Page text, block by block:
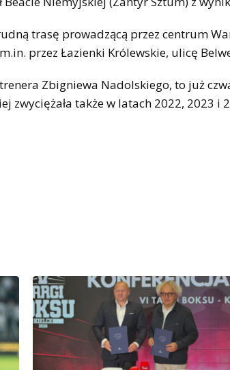
trasę prowadzącą przez centrum
przez Łazienki Królewskie, ulicę
Zbigniewa Nadolskiego, to już
zwyciężała także w latach 2022, 2023 i